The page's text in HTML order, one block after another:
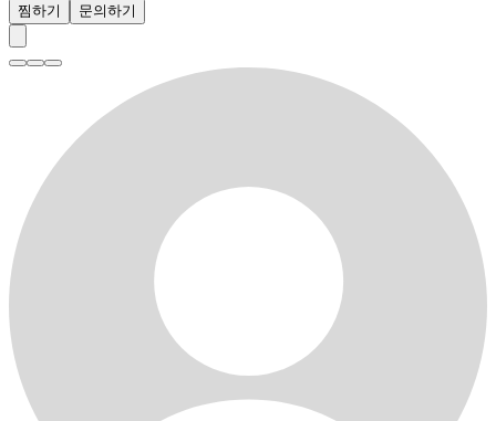
찜하기 문의하기